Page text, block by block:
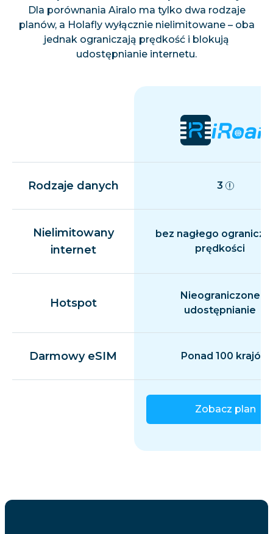
Dla porównania Airalo ma tylko dwa rodzaje
planów, a Holafly wyłącznie nielimitowane – oba
jednak ograniczają prędkość i blokują
udostępnianie internetu.
Rodzaje danych 3
Nielimitowany
internet
bez nagłego
prędkości
Hotspot
Nieograniczone
udostępnianie
Darmowy eSIM Ponad 100 krajów
Zobacz plan